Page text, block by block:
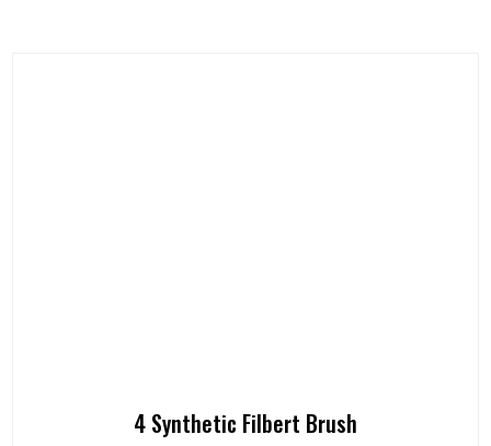
4 Synthetic Filbert Brush